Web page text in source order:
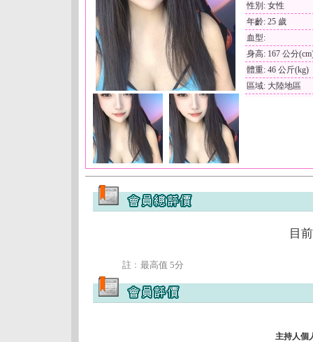
性別: 女性
年齡: 25 歲
血型:
身高: 167 公分
體重: 46 公斤(kg)
區域: 大陸地區
目
註﹕最高值 5分
主持人個